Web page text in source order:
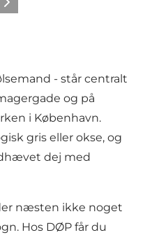
Neste
- står centralt
og på
i København.
gris eller okse, og
dej med
næsten ikke noget
Hos DØP får du